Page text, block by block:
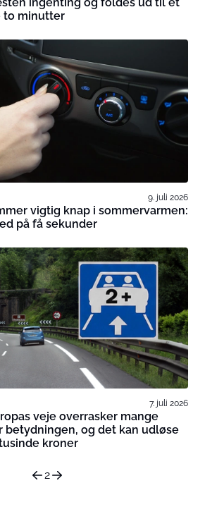
to minutter
9. juli 2026
vigtig knap i sommervarmen:
på få sekunder
7. juli 2026
veje overrasker mange
betydningen, og det kan udløse
kroner
2